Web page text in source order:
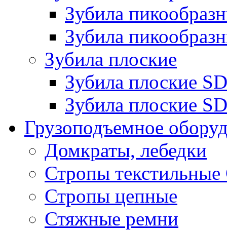
Зубила
Зубила
Зубила плоские
Зубила плоские
Зубила плоские
Грузоподъемное
Домкраты, лебедки
Стропы
Стропы цепные
Стяжные ремни